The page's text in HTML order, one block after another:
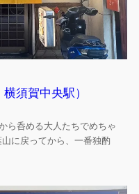
須賀中央駅）
ら呑める大人たちでめちゃ
に戻ってから、一番独酌